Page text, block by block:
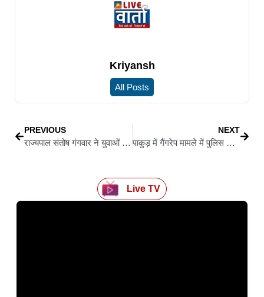
Kriyansh
All Posts
PREVIOUS
राज्यपाल संतोष गंगवार ने युवाओं को जीवन के हर क्षेत्र में ईमानदारी और अनुशासन बनाए रखने की दी सलाह
NEXT
पाकुड़ में गैंगरेप मामले में पुलिस ने 7 आरोपियों को दबोचा
Live TV